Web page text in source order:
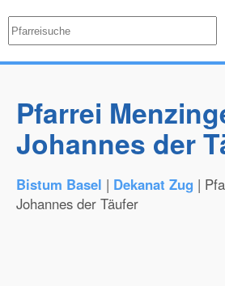
Pfarrei
Johannes der
Bistum Basel | Dekanat Zug |
Johannes der Täufer